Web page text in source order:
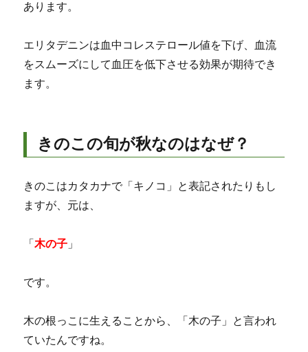
あります。
エリタデニンは血中コレステロール値を下げ、血流
をスムーズにして血圧を低下させる効果が期待でき
ます。
きのこの旬が秋なのはなぜ？
きのこはカタカナで「キノコ」と表記されたりもし
ますが、元は、
「木の子 」
です。
木の根っこに生えることから、「木の子」と言われ
ていたんですね。